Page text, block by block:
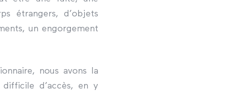
étrangers, d’objets
un engorgement
nous avons la
d’accès, en y